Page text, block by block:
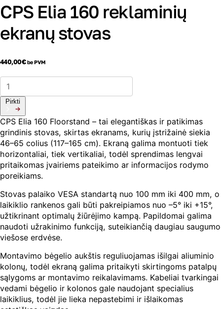
CPS Elia 160 reklaminių
ekranų stovas
440,00€ be PVM
produkto
kiekis:
CPS
Elia
160
reklaminių
ekranų
stovas
Pirkti
CPS Elia 160 Floorstand – tai elegantiškas ir patikimas
grindinis stovas, skirtas ekranams, kurių įstrižainė siekia
46–65 colius (117–165 cm). Ekraną galima montuoti tiek
horizontaliai, tiek vertikaliai, todėl sprendimas lengvai
pritaikomas įvairiems pateikimo ar informacijos rodymo
poreikiams.
Stovas palaiko VESA standartą nuo 100 mm iki 400 mm, o
laikiklio rankenos gali būti pakreipiamos nuo –5° iki +15°,
užtikrinant optimalų žiūrėjimo kampą. Papildomai galima
naudoti užrakinimo funkciją, suteikiančią daugiau saugumo
viešose erdvėse.
Montavimo bėgelio aukštis reguliuojamas išilgai aliuminio
kolonų, todėl ekraną galima pritaikyti skirtingoms patalpų
sąlygoms ar montavimo reikalavimams. Kabeliai tvarkingai
vedami bėgelio ir kolonos gale naudojant specialius
laikiklius, todėl jie lieka nepastebimi ir išlaikomas